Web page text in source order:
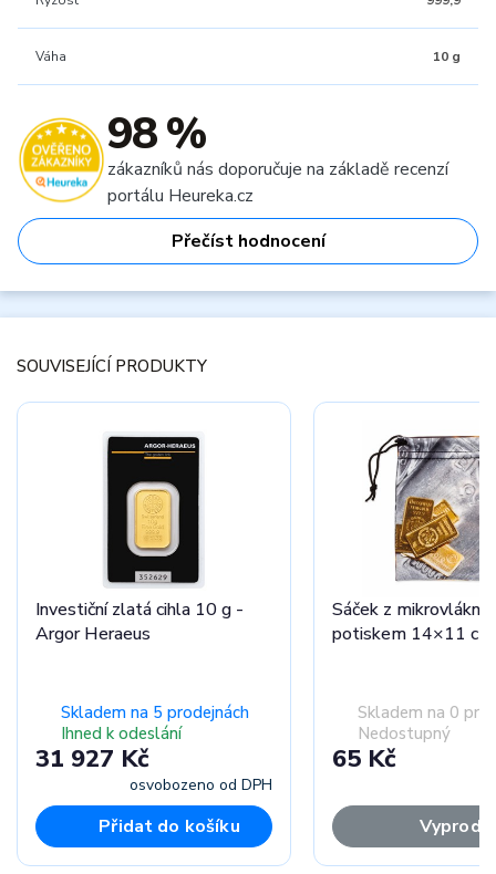
Váha 10 g
98 %
zákazníků nás doporučuje na základě recenzí
portálu Heureka.cz
Přečíst hodnocení
SOUVISEJÍCÍ PRODUKTY
Investiční zlatá cihla 10 g -
Argor Heraeus
Skladem na 5 prodejnách
Ihned k odeslání
31 927 Kč
osvobozeno od DPH
Přidat do košíku
Sáček z mikrovlákna
potiskem 14×11 cm
Skladem na 0
Nedostupný
65 Kč